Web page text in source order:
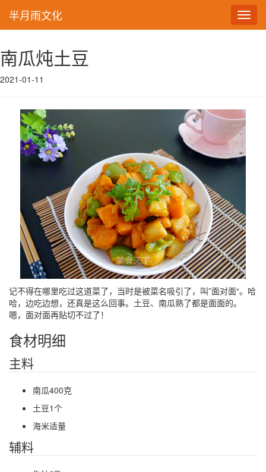
半月雨文化
南瓜炖土豆
2021-01-11
记不得在哪里吃过这道菜了，当时是被菜名吸引了，叫”面对面“。哈
哈，边吃边想，还真是这么回事。土豆、南瓜熟了都是面面的。
嗯，面对面再贴切不过了！
食材明细
主料
南瓜400克
土豆1个
海米适量
辅料